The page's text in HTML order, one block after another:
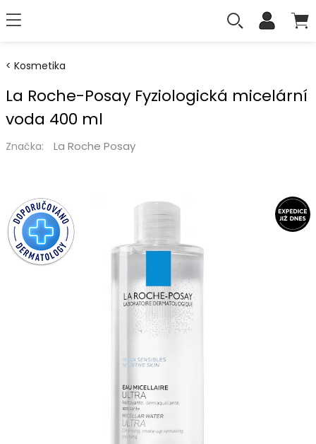
Kosmetika
La Roche-Posay Fyziologická micelární
voda 400 ml
Značka: La Roche Posay